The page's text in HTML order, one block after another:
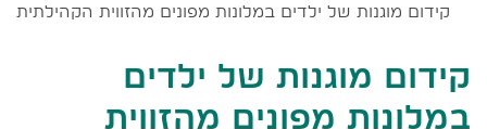
קידום מוגנות של ילדים במלונות מפונים מהזווית הקהילתית
קידום מוגנות של ילדים
במלונות מפונים מהזווית